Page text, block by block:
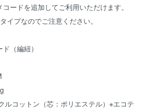
ードを追加してご利用いただけます。
イプなのでご注意ください。
（編紐）
コットン（芯：ポリエステル）※エコテ